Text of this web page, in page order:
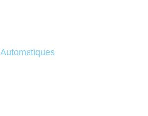
Automatiques